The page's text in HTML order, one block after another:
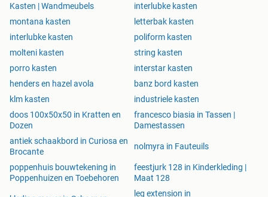
Kasten | Wandmeubels
interlubke kasten
montana kasten
letterbak kasten
interlubke kasten
poliform kasten
molteni kasten
string kasten
porro kasten
interstar kasten
henders en hazel avola
banz bord kasten
klm kasten
industriele kasten
doos 100x50x50 in Kratten en
Dozen
francesco biasia in Tassen |
Damestassen
antiek schaakbord in Curiosa en
Brocante
nolmyra in Fauteuils
poppenhuis bouwtekening in
Poppenhuizen en Toebehoren
feestjurk 128 in Kinderkleding |
Maat 128
leg extension in